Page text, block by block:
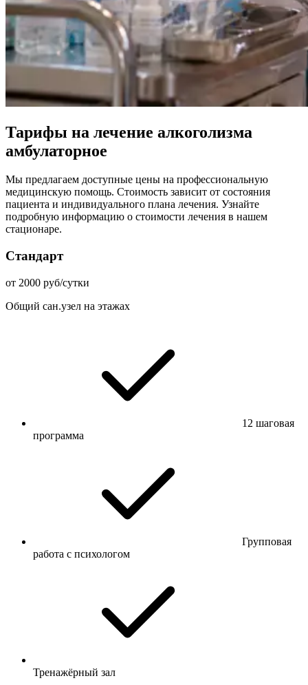
Тарифы на лечение алкоголизма
амбулаторное
Мы предлагаем доступные цены на профессиональную
медицинскую помощь. Стоимость зависит от состояния
пациента и индивидуального плана лечения. Узнайте
подробную информацию о стоимости лечения в нашем
стационаре.
Стандарт
от 2000 руб/сутки
Общий сан.узел на этажах
12 шаговая
программа
Групповая
работа с психологом
Тренажёрный зал